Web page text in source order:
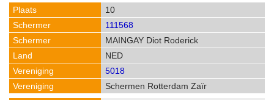
10
111568
MAINGAY Diot Roderick
NED
5018
Schermen Rotterdam Zaïr